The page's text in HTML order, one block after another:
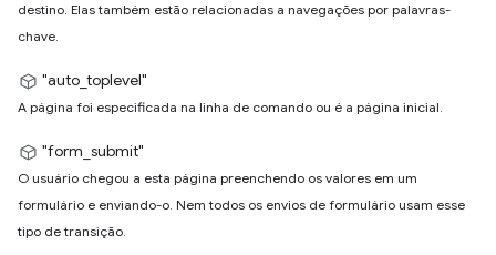
destino. Elas também estão relacionadas a navegações por palavras-
chave.
"auto_toplevel"
A página foi especificada na linha de comando ou é a página inicial.
"form_submit"
O usuário chegou a esta página preenchendo os valores em um
formulário e enviando-o. Nem todos os envios de formulário usam esse
tipo de transição.